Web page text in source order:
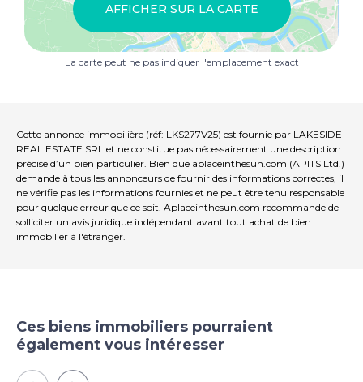
AFFICHER SUR LA CARTE
La carte peut ne pas indiquer l'emplacement exact
Cette annonce immobilière (réf: LKS277V25) est fournie par LAKESIDE
REAL ESTATE SRL et ne constitue pas nécessairement une description
précise d’un bien particulier. Bien que aplaceinthesun.com (APITS Ltd.)
demande à tous les annonceurs de fournir des informations correctes, il
ne vérifie pas les informations fournies et ne peut être tenu responsable
pour quelque erreur que ce soit. Aplaceinthesun.com recommande de
solliciter un avis juridique indépendant avant tout achat de bien
immobilier à l'étranger.
Ces biens immobiliers pourraient
également vous intéresser